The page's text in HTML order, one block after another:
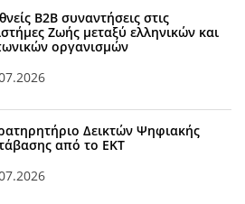
Β2Β συναντήσεις στις
Ζωής μεταξύ ελληνικών και
οργανισμών
Δεικτών Ψηφιακής
από το ΕΚΤ